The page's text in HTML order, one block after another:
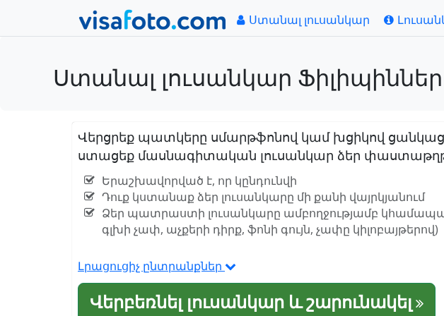
Ստանալ լուսանկար
Ստանալ լուսանկար Ֆիլիպիններ
Վերցրեք պատկերը սմարթֆոնով կամ խցիկով
ստացեք մասնագիտական լուսանկար ձեր փաստաթղթի
Երաշխավորված է, որ կընդունվի
Դուք կստանաք ձեր լուսանկարը մի քանի վայրկյանում
Ձեր պատրաստի լուսանկարը ամբողջությամբ
գլխի չափ, աչքերի դիրք, ֆոնի գույն, չափը կիլոբայթերով)
Լրացուցիչ ընտրանքներ
Վերբեռնել լուսանկար և շարունակել